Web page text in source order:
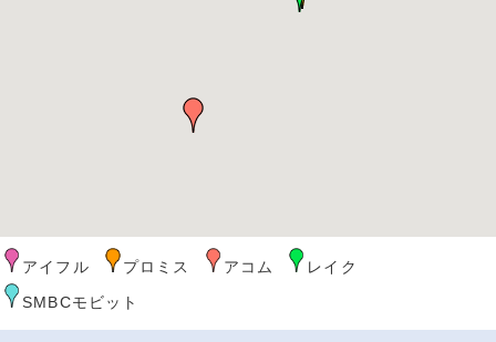
アイフル プロミス アコム
レイク
SMBCモビット